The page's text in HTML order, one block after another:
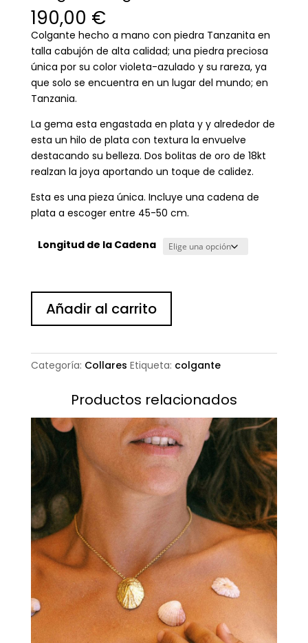
190,00 €
Colgante hecho a mano con piedra Tanzanita en
talla cabujón de alta calidad; una piedra preciosa
única por su color violeta-azulado y su rareza, ya
que solo se encuentra en un lugar del mundo; en
Tanzania.
La gema esta engastada en plata y y alrededor de
esta un hilo de plata con textura la envuelve
destacando su belleza. Dos bolitas de oro de 18kt
realzan la joya aportando un toque de calidez.
Esta es una pieza única. Incluye una cadena de
plata a escoger entre 45-50 cm.
Longitud de la Cadena
lágrima
Tanzanita
Añadir al carrito
Categoría: Collares Etiqueta: colgante
Productos relacionados